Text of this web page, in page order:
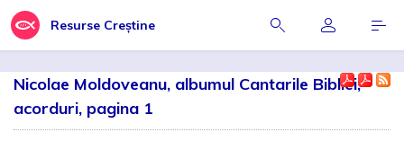
Resurse Creștine
Nicolae Moldoveanu, albumul Cantarile Bibliei,
acorduri, pagina 1